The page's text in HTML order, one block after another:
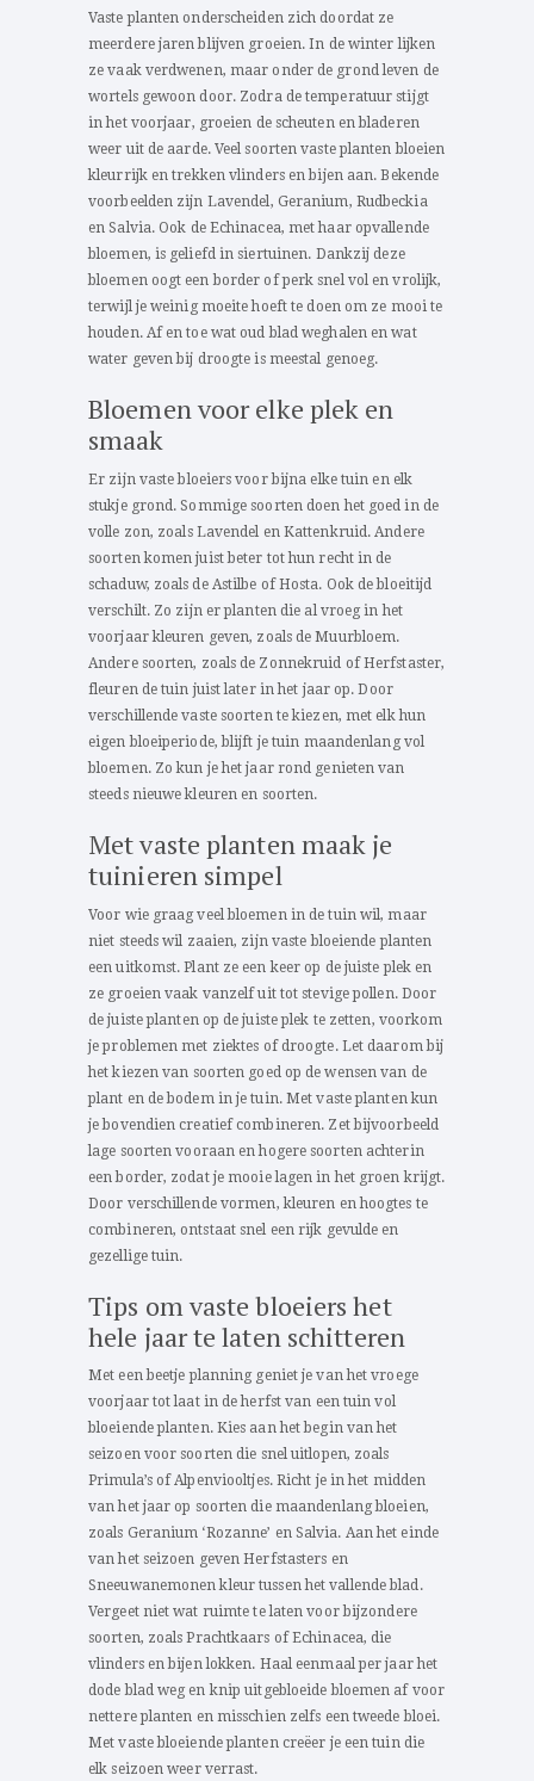
Vaste planten onderscheiden zich doordat ze
meerdere jaren blijven groeien. In de winter lijken
ze vaak verdwenen, maar onder de grond leven de
wortels gewoon door. Zodra de temperatuur stijgt
in het voorjaar, groeien de scheuten en bladeren
weer uit de aarde. Veel soorten vaste planten bloeien
kleurrijk en trekken vlinders en bijen aan. Bekende
voorbeelden zijn Lavendel, Geranium, Rudbeckia
en Salvia. Ook de Echinacea, met haar opvallende
bloemen, is geliefd in siertuinen. Dankzij deze
bloemen oogt een border of perk snel vol en vrolijk,
terwijl je weinig moeite hoeft te doen om ze mooi te
houden. Af en toe wat oud blad weghalen en wat
water geven bij droogte is meestal genoeg.
Bloemen voor elke plek en
smaak
Er zijn vaste bloeiers voor bijna elke tuin en elk
stukje grond. Sommige soorten doen het goed in de
volle zon, zoals Lavendel en Kattenkruid. Andere
soorten komen juist beter tot hun recht in de
schaduw, zoals de Astilbe of Hosta. Ook de bloeitijd
verschilt. Zo zijn er planten die al vroeg in het
voorjaar kleuren geven, zoals de Muurbloem.
Andere soorten, zoals de Zonnekruid of Herfstaster,
fleuren de tuin juist later in het jaar op. Door
verschillende vaste soorten te kiezen, met elk hun
eigen bloeiperiode, blijft je tuin maandenlang vol
bloemen. Zo kun je het jaar rond genieten van
steeds nieuwe kleuren en soorten.
Met vaste planten maak je
tuinieren simpel
Voor wie graag veel bloemen in de tuin wil, maar
niet steeds wil zaaien, zijn vaste bloeiende planten
een uitkomst. Plant ze een keer op de juiste plek en
ze groeien vaak vanzelf uit tot stevige pollen. Door
de juiste planten op de juiste plek te zetten, voorkom
je problemen met ziektes of droogte. Let daarom bij
het kiezen van soorten goed op de wensen van de
plant en de bodem in je tuin. Met vaste planten kun
je bovendien creatief combineren. Zet bijvoorbeeld
lage soorten vooraan en hogere soorten achterin
een border, zodat je mooie lagen in het groen krijgt.
Door verschillende vormen, kleuren en hoogtes te
combineren, ontstaat snel een rijk gevulde en
gezellige tuin.
Tips om vaste bloeiers het
hele jaar te laten schitteren
Met een beetje planning geniet je van het vroege
voorjaar tot laat in de herfst van een tuin vol
bloeiende planten. Kies aan het begin van het
seizoen voor soorten die snel uitlopen, zoals
Primula’s of Alpenviooltjes. Richt je in het midden
van het jaar op soorten die maandenlang bloeien,
zoals Geranium ‘Rozanne’ en Salvia. Aan het einde
van het seizoen geven Herfstasters en
Sneeuwanemonen kleur tussen het vallende blad.
Vergeet niet wat ruimte te laten voor bijzondere
soorten, zoals Prachtkaars of Echinacea, die
vlinders en bijen lokken. Haal eenmaal per jaar het
dode blad weg en knip uitgebloeide bloemen af voor
nettere planten en misschien zelfs een tweede bloei.
Met vaste bloeiende planten creëer je een tuin die
elk seizoen weer verrast.